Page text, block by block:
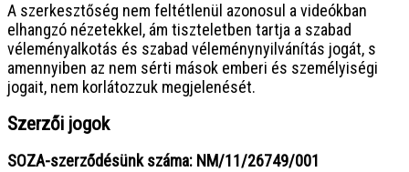
A szerkesztőség nem feltétlenül azonosul a videókban
elhangzó nézetekkel, ám tiszteletben tartja a szabad
véleményalkotás és szabad véleménynyilvánítás jogát, s
amennyiben az nem sérti mások emberi és személyiségi
jogait, nem korlátozzuk megjelenését.
Szerzői jogok
SOZA-szerződésünk száma: NM/11/26749/001